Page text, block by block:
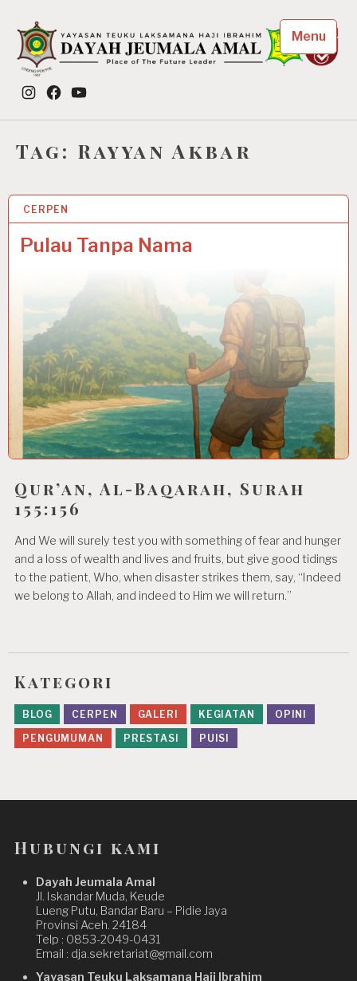
content
Dayah Jeumala Amal
Place of The Future Leader
Instagram
FacebookYouTube
Menu
Tag: Rayyan Akbar
CERPEN
Pulau Tanpa Nama
9 JUN 2025
Qur’an, Al-Baqarah, Surah
155:156
And We will surely test you with something of fear and hunger
and a loss of wealth and lives and fruits, but give good tidings
to the patient, Who, when disaster strikes them, say, “Indeed
we belong to Allah, and indeed to Him we will return.”
Kategori
BLOG CERPEN GALERI KEGIATAN
OPINI
PENGUMUMAN
PRESTASI PUISI
Hubungi kami
Dayah Jeumala Amal
Jl. Iskandar Muda, Keude
Lueng Putu, Bandar Baru – Pidie Jaya
Provinsi Aceh. 24184
Telp : 0853-2049-0431
Email : dja.sekretariat@gmail.com
Yayasan Teuku Laksamana Haji Ibrahim